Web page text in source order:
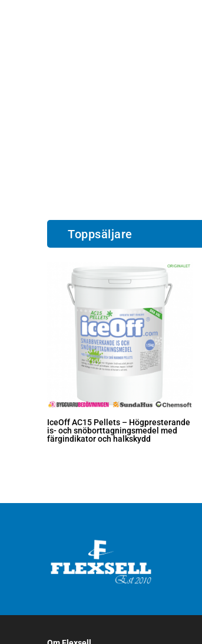
Toppsäljare
IceOff AC15 Pellets – Högpresterande
is- och snöborttagningsmedel med
färgindikator och halkskydd